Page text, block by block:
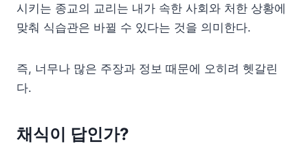
시키는 종교의 교리는 내가 속한 사회와 처한 상황에
맞춰 식습관은 바뀔 수 있다는 것을 의미한다.
즉, 너무나 많은 주장과 정보 때문에 오히려 헷갈린
다.
채식이 답인가?